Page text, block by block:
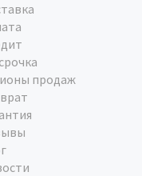
продаж